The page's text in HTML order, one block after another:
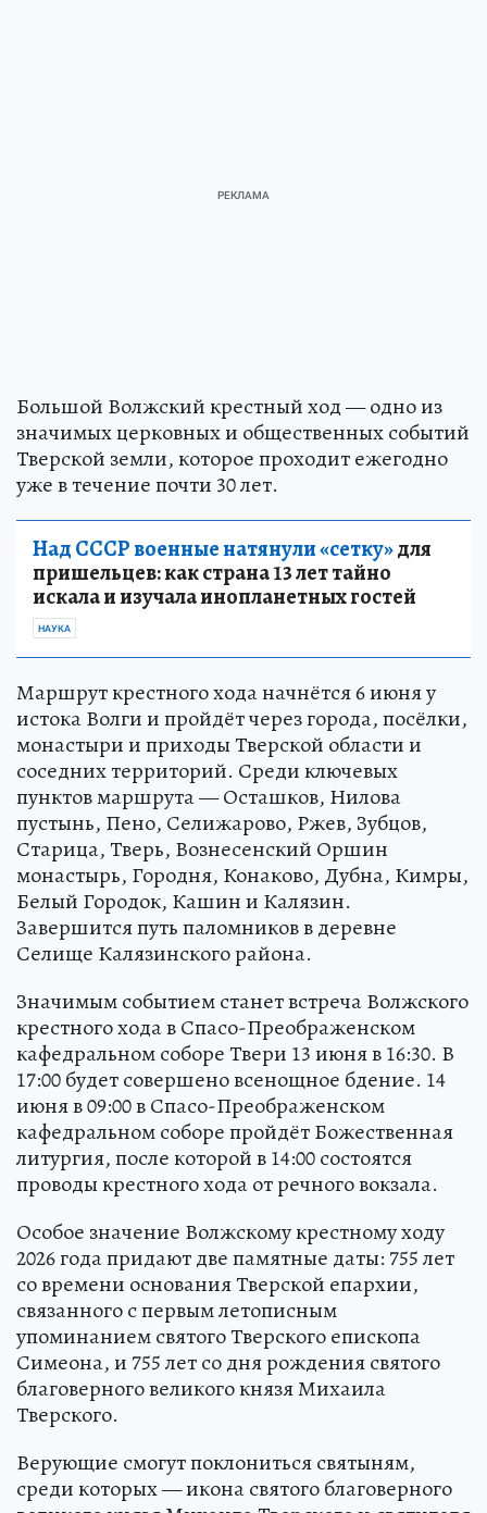
Большой Волжский крестный ход — одно из
значимых церковных и общественных событий
Тверской земли, которое проходит ежегодно
уже в течение почти 30 лет.
Над СССР военные натянули «сетку»для
пришельцев: как страна 13 лет тайно
искала и изучала инопланетных гостей
НАУКА
Маршрут крестного хода начнётся 6 июня у
истока Волги и пройдёт через города, посёлки,
монастыри и приходы Тверской области и
соседних территорий. Среди ключевых
пунктов маршрута — Осташков, Нилова
пустынь, Пено, Селижарово, Ржев, Зубцов,
Старица, Тверь, Вознесенский Оршин
монастырь, Городня, Конаково, Дубна, Кимры,
Белый Городок, Кашин и Калязин.
Завершится путь паломников в деревне
Селище Калязинского района.
Значимым событием станет встреча Волжского
крестного хода в Спасо-Преображенском
кафедральном соборе Твери 13 июня в 16:30. В
17:00 будет совершено всенощное бдение. 14
июня в 09:00 в Спасо-Преображенском
кафедральном соборе пройдёт Божественная
литургия, после которой в 14:00 состоятся
проводы крестного хода от речного вокзала.
Особое значение Волжскому крестному ходу
2026 года придают две памятные даты: 755 лет
со времени основания Тверской епархии,
связанного с первым летописным
упоминанием святого Тверского епископа
Симеона, и 755 лет со дня рождения святого
благоверного великого князя Михаила
Тверского.
Верующие смогут поклониться святыням,
среди которых — икона святого благоверного